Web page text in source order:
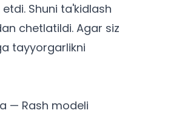
Shuni ta'kidlash
chetlatildi. Agar siz
tayyorgarlikni
— Rash modeli